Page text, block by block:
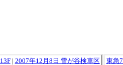
| 2007年12月8日 雪が谷検車区 東急